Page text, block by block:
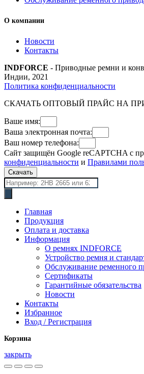
О компании
Новости
Контакты
INDFORCE - Приводные ремни и
Индии, 2021
Политика конфиденциальности
СКАЧАТЬ ОПТОВЫЙ ПРАЙС НА
Ваше имя:
Ваша электронная почта:
Ваш номер телефона:
Сайт защищён Google reCAPTCHA с
конфиденциальности и Правилами
Скачать
Поиск
товаров
Главная
Продукция
Оплата и доставка
Информация
О ремнях INDFORCE
Устройство ремня и
Обслуживание ременного
Сертификаты
Гарантийные обязательства
Новости
Контакты
Избранное
Вход / Регистрация
Корзина
закрыть